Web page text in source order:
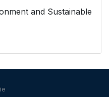
and Sustainable